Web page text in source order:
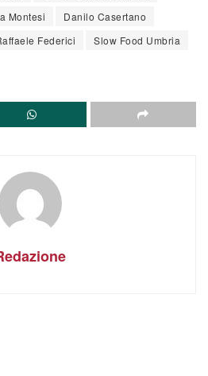
Montesi
Danilo Casertano
Federici
Slow Food Umbria